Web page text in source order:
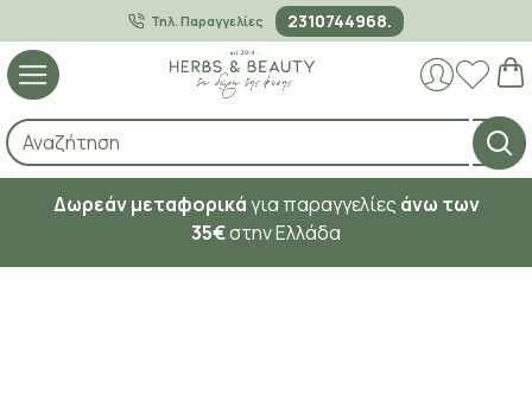
Τηλ. Παραγγελίες 2310744968.
Δωρεάν μεταφορικάγια παραγγελίες άνω των
35€στην Ελλάδα